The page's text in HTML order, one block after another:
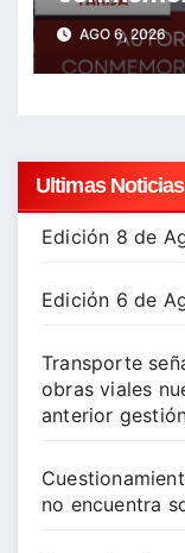
Bolivia
mejor
AGO 6, 2026
Ultimas Noticias
Edición 8 de
Edición 6 de
Transporte
obras viales
anterior
no encuentra